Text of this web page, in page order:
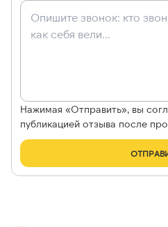
Нажимая «Отправить», вы
публикацией отзыва после